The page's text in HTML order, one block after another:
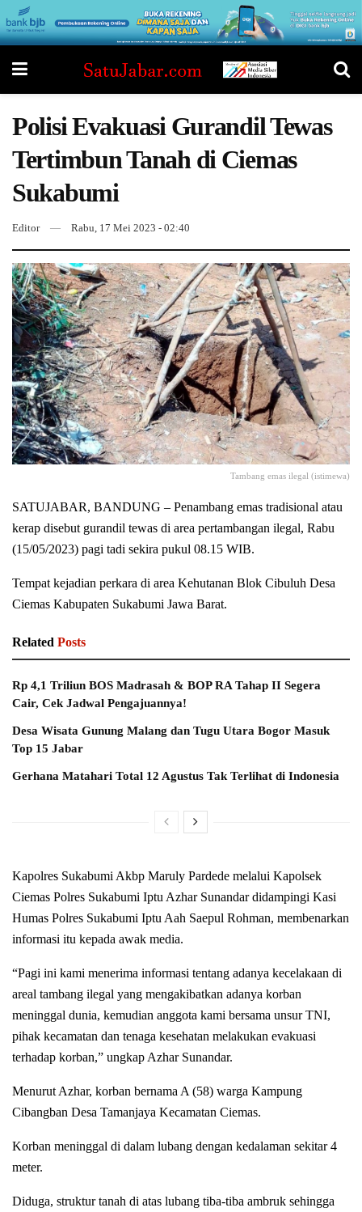
Polisi Evakuasi Gurandil Tewas
Tertimbun Tanah di Ciemas
Sukabumi
Editor Rabu, 17 Mei 2023 - 02:40
Tambang emas ilegal (istimewa)
SATUJABAR, BANDUNG – Penambang emas tradisional atau
kerap disebut gurandil tewas di area pertambangan ilegal, Rabu
(15/05/2023) pagi tadi sekira pukul 08.15 WIB.
Tempat kejadian perkara di area Kehutanan Blok Cibuluh Desa
Ciemas Kabupaten Sukabumi Jawa Barat.
Related Posts
Rp 4,1 Triliun BOS Madrasah & BOP RA Tahap II Segera
Cair, Cek Jadwal Pengajuannya!
Desa Wisata Gunung Malang dan Tugu Utara Bogor Masuk
Top 15 Jabar
Gerhana Matahari Total 12 Agustus Tak Terlihat di Indonesia
Kapolres Sukabumi Akbp Maruly Pardede melalui Kapolsek
Ciemas Polres Sukabumi Iptu Azhar Sunandar didampingi Kasi
Humas Polres Sukabumi Iptu Aah Saepul Rohman, membenarkan
informasi itu kepada awak media.
“Pagi ini kami menerima informasi tentang adanya kecelakaan di
areal tambang ilegal yang mengakibatkan adanya korban
meninggal dunia, kemudian anggota kami bersama unsur TNI,
pihak kecamatan dan tenaga kesehatan melakukan evakuasi
terhadap korban,” ungkap Azhar Sunandar.
Menurut Azhar, korban bernama A (58) warga Kampung
Cibangban Desa Tamanjaya Kecamatan Ciemas.
Korban meninggal di dalam lubang dengan kedalaman sekitar 4
meter.
Diduga, struktur tanah di atas lubang tiba-tiba ambruk sehingga